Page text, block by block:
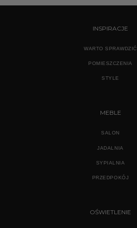
INSPIRACJE
WARTO SPRAWDZIĆ
POMIESZCZENIA
STYLE
MEBLE
SALON
JADALNIA
SYPIALNIA
PRZEDPOKÓJ
OŚWIETLENIE